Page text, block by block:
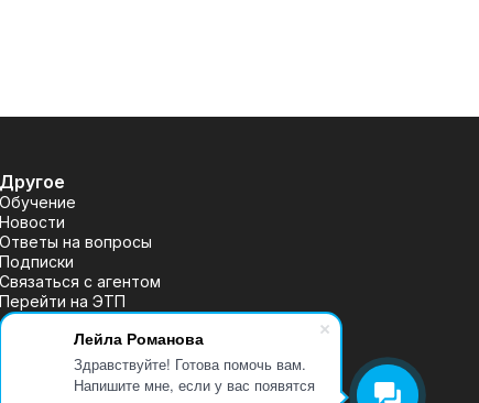
Лейла Романова
Здравствуйте! Готова помочь вам.
Напишите мне, если у вас появятся
Другое
Обучение
Новости
Ответы на вопросы
Подписки
Связаться с агентом
Перейти на ЭТП
ПУБЛИЧНОЙ ОФЕРТОЙ, ОПРЕДЕЛЯЕМОЙ ПОЛОЖЕНИЯМИ
БАНКОМ РОССИИ 30.12.2014 N 454-П), РАЗМЕЩЕНА